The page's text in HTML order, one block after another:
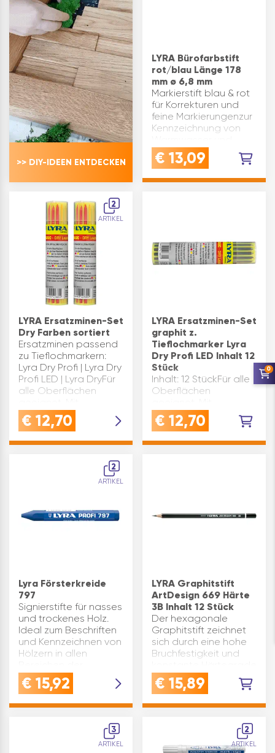
>> DIY-IDEEN ENTDECKEN
LYRA Bürofarbstift
rot/blau Länge 178
mm ø 6,8 mm
Markierstift blau & rot
für Korrekturen und
feine Markierungenzur
Kennzeichnung von
Kaltwasser | Zulauf
und RücklaufLYRA
Lieferumfang: 12 Stifte
€ 13,09
2
ARTIKEL
LYRA Ersatzminen-Set
Dry Farben sortiert
Ersatzminen passend
zu Tieflochmarkern:
Lyra Dry Profi | Lyra Dry
Profi LED | Lyra DryFür
alle Oberflächen
feuchtem Tuch auf
glatten Oberflächen
Farben Rot und Gelb
€ 12,70
LYRA Ersatzminen-Set
graphit z.
Tieflochmarker Lyra
Dry Profi LED Inhalt 12
Stück
Inhalt: 12 StückFür alle
Oberflächen
feuchtem Tuch auf
glatten Oberflächen
passend zu Lyra Dry
€ 12,70
2
ARTIKEL
Lyra Försterkreide
797
Signierstifte für nasses
und trockenes Holz.
Ideal zum Beschriften
und Kennzeichnen von
Hölzern in allen
Holzindustrie und
Forstwirtschaft.
verschmutzte Finger,
€ 15,92
LYRA Graphitstift
ArtDesign 669 Härte
3B Inhalt 12 Stück
Der hexagonale
Graphitstift zeichnet
sich durch eine hohe
Bruchfestigkeit und
aus. Der Graphitstift
eignet sich besonders
Ansprüche in den
€ 15,89
3
ARTIKEL
2
ARTIKEL
0